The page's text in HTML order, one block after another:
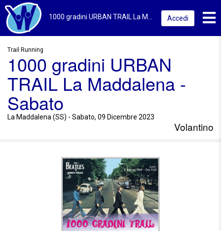
Accedi
Trail Running
1000 gradini URBAN
TRAIL La Maddalena -
Sabato
La Maddalena (SS) - Sabato, 09 Dicembre 2023
Volantino